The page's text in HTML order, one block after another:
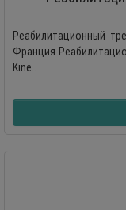
Реабилитационный
Франция
Kine..